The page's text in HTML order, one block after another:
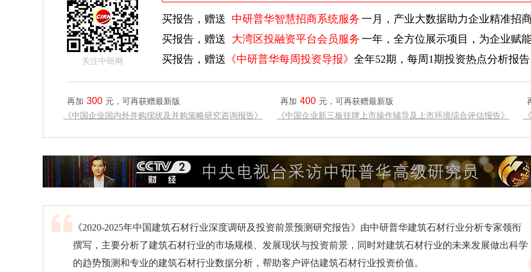
关注中研网
买报告，赠送 中研普华智慧招商系统服务 一月，产业大数据助力企业精准招
买报告，赠送 大湾区投融资平台会员服务 一年，全方位展示项目，为企业赋
买报告，赠送 《中研普华每周投资导报》 全年52期，每周1期投资热点分析报告
再加 300 元，可再获赠最新版
《中国企业国内外并购现状及并购策略研究咨询报告》
再加 400 元，可再获赠最新版
《中国企业新三板挂牌上市操作辅导及上市环境综合评估报告》
《2020-2025年中国建筑石材行业深度调研及投资前景预测研究报告》由中研普华建筑石材行业分析专家领衔
撰写，主要分析了建筑石材行业的市场规模、发展现状与投资前景，同时对建筑石材行业的未来发展做出科学
的趋势预测和专业的建筑石材行业数据分析，帮助客户评估建筑石材行业投资价值。